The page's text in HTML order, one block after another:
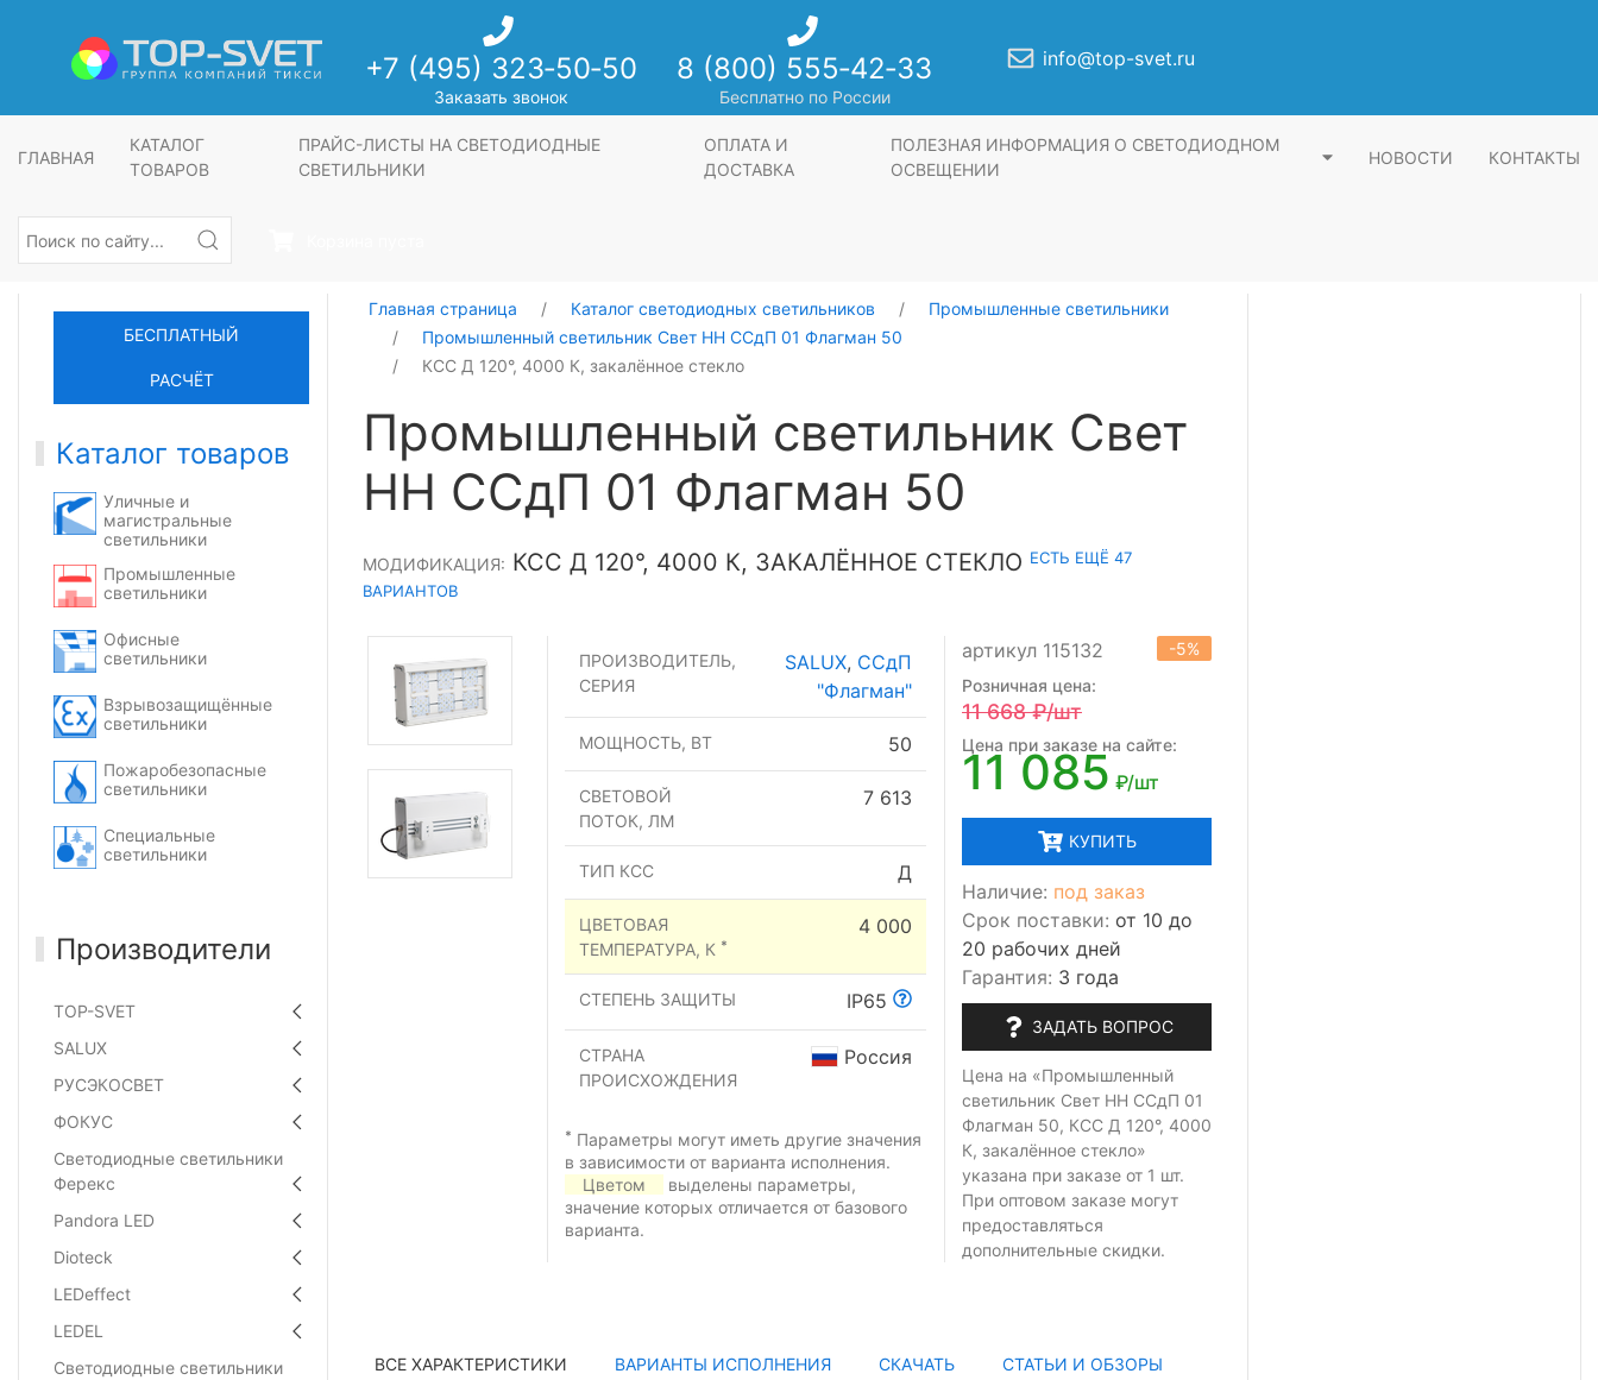
+7 (495) 323‑50‑50
Заказать звонок
8 (800) 555‑42‑33
Бесплатно по России
info@top-svet.ru
ГЛАВНАЯ
КАТАЛОГ
ТОВАРОВ
ПРАЙС-ЛИСТЫ НА СВЕТОДИОДНЫЕ
СВЕТИЛЬНИКИ
ОПЛАТА И
ДОСТАВКА
ПОЛЕЗНАЯ ИНФОРМАЦИЯ О СВЕТОДИОДНОМ
ОСВЕЩЕНИИ
НОВОСТИ КОНТАКТЫ
БЕСПЛАТНЫЙ
РАСЧЁТ
Каталог товаров
Уличные и
магистральные
светильники
Промышленные
светильники
Офисные
светильники
Взрывозащищённые
светильники
Пожаробезопасные
светильники
Специальные
светильники
Производители
TOP-SVET
SALUX
РУСЭКОСВЕТ
ФОКУС
Светодиодные светильники
Ферекс
Pandora LED
Dioteck
LEDeffect
LEDEL
Светодиодные светильники
Главная страница Каталог светодиодных светильников
Промышленные светильники
Промышленный светильник Свет НН ССдП 01 Флагман 50
КСС Д 120°, 4000 К, закалённое стекло
Промышленный светильник Свет
НН ССдП 01 Флагман 50
МОДИФИКАЦИЯ: КСС Д 120°, 4000 К, ЗАКАЛЁННОЕ СТЕКЛО ЕСТЬ ЕЩЁ 47
ВАРИАНТОВ
ПРОИЗВОДИТЕЛЬ,
СЕРИЯ
SALUX, ССдП
"Флагман"
МОЩНОСТЬ, ВТ 50
СВЕТОВОЙ
ПОТОК, ЛМ
7 613
ТИП КСС Д
ЦВЕТОВАЯ
ТЕМПЕРАТУРА, К *
4 000
СТЕПЕНЬ ЗАЩИТЫ IP65
СТРАНА
ПРОИСХОЖДЕНИЯ
Россия
* Параметры могут иметь другие значения
в зависимости от варианта исполнения.
Цветом
выделены параметры,
значение которых отличается от базового
варианта.
артикул 115132
-5%
Розничная цена:
11 668₽/шт
Цена при заказе на сайте:
11 085 ₽/шт
КУПИТЬ
Наличие: под заказ
Срок поставки: от 10 до
20 рабочих дней
Гарантия: 3 года
ЗАДАТЬ ВОПРОС
Цена на «Промышленный
светильник Свет НН ССдП 01
Флагман 50, КСС Д 120°, 4000
К, закалённое стекло»
указана при заказе от 1 шт.
При оптовом заказе могут
предоставляться
дополнительные скидки.
ВСЕ ХАРАКТЕРИСТИКИ ВАРИАНТЫ ИСПОЛНЕНИЯ СКАЧАТЬ СТАТЬИ И ОБЗОРЫ